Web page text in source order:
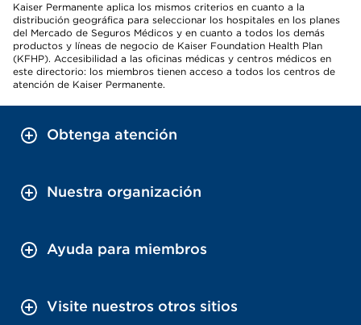
Kaiser Permanente aplica los mismos criterios en cuanto a la
distribución geográfica para seleccionar los hospitales en los planes
del Mercado de Seguros Médicos y en cuanto a todos los demás
productos y líneas de negocio de Kaiser Foundation Health Plan
(KFHP). Accesibilidad a las oficinas médicas y centros médicos en
este directorio: los miembros tienen acceso a todos los centros de
atención de Kaiser Permanente.
Obtenga atención
Nuestra organización
Ayuda para miembros
Visite nuestros otros sitios